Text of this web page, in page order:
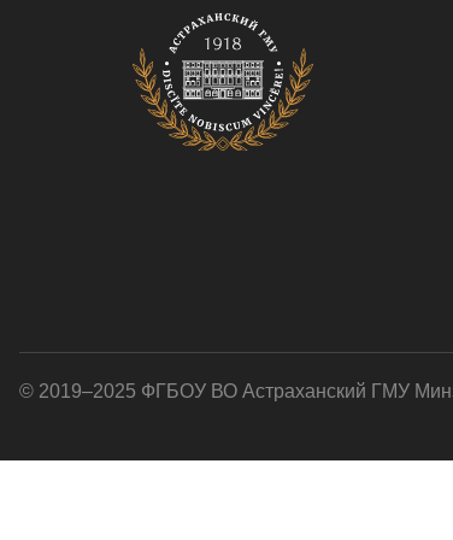
© 2019–2025 ФГБОУ ВО Астраханский ГМУ